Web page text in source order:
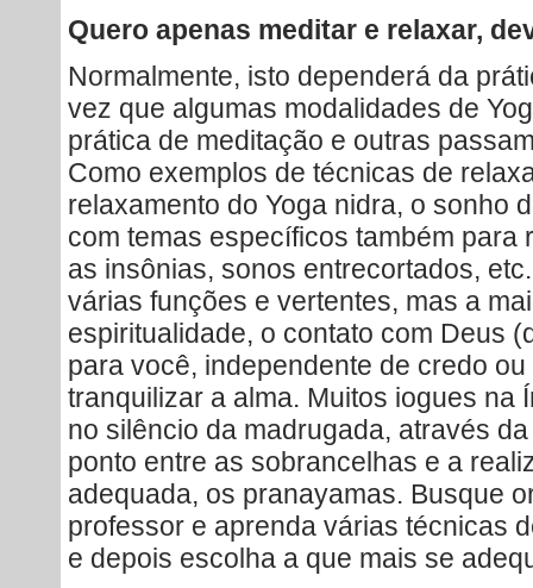
Quero apenas meditar e relaxar,
Normalmente, isto dependerá da
vez que algumas modalidades de
prática de meditação e outras
Como exemplos de técnicas de
relaxamento do Yoga nidra, o sonho
com temas específicos também para
as insônias, sonos entrecortados,
várias funções e vertentes, mas a
espiritualidade, o contato com Deus
para você, independente de credo
tranquilizar a alma. Muitos iogues na
no silêncio da madrugada, através
ponto entre as sobrancelhas e a
adequada, os pranayamas. Busque
professor e aprenda várias técnicas
e depois escolha a que mais se